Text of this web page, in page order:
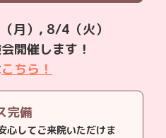
月）, 8/4（火）
開催します！
こちら！
完備
心してご来院いただけま